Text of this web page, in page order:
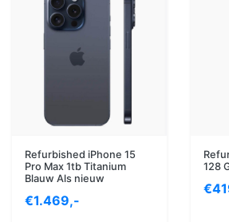
Refurbished iPhone 15
Pro Max 1tb Titanium
Blauw Als nieuw
€1.469,-
128